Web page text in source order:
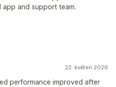
app and support team.
22. květen 2026
performance improved after